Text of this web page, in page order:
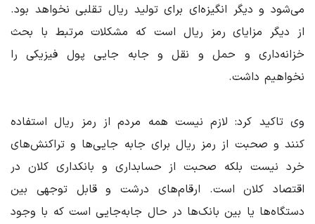
می‌شود و دیگر انگیزه‌ای برای تولید ریال تقلبی نخواهد بود.
از دیگر مزایای رمز ریال است که مشکلات مرتبط با بحث
خزانه‌داری و حمل و نقل و جابه جایی پول فیزیکی را
نخواهیم داشت.
وی تاکید کرد: لازم نیست همه مردم از رمز ریال استفاده
کنند و صحبت از رمز ریال برای جابه جایی‌ها و تراکنش‌های
خرد نیست بلکه صحبت از حسابداری و بانکداری کلان در
اقتصاد کلان است. ارقام‌های درشت و قابل توجهی بین
دستگاه‌ها یا بین بانک‌ها در حال جابه‌جایی است که با وجود